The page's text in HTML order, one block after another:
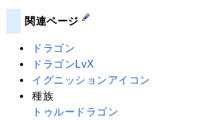
関連ページ
ドラゴン
ドラゴンLvX
イグニッションアイコン
種族
トゥルードラゴン